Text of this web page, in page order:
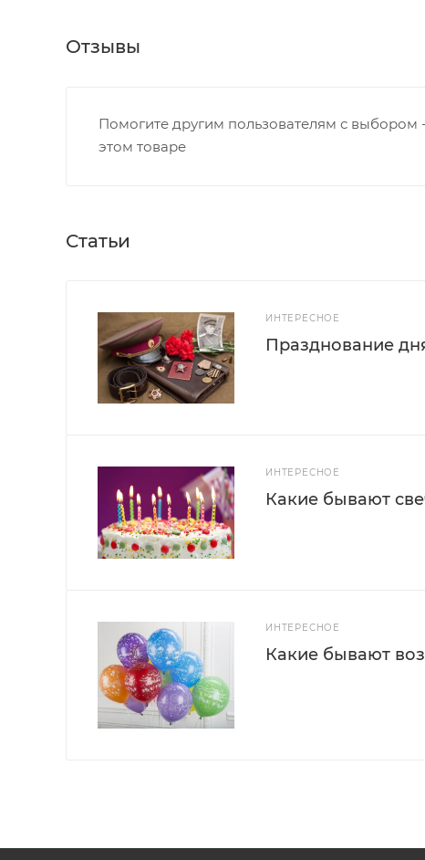
Отзывы
Помогите другим пользователям с
этом товаре
Статьи
ИНТЕРЕСНОЕ
Празднование
ИНТЕРЕСНОЕ
Какие бывают
ИНТЕРЕСНОЕ
Какие бывают